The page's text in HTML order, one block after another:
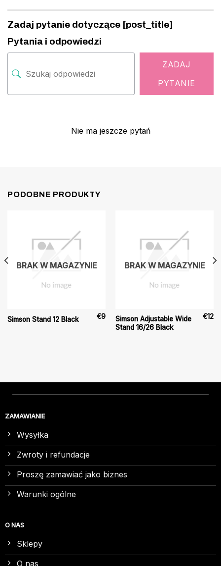
Zadaj pytanie dotyczące [post_title]
Pytania i odpowiedzi
ZADAJ
PYTANIE
Nie ma jeszcze pytań
PODOBNE PRODUKTY
BRAK W MAGAZYNIE
Simson Stand 12 Black €9
BRAK W MAGAZYNIE
Simson Adjustable Wide
Stand 16/26 Black
€12
ZAMAWIANIE
Wysyłka
Zwroty i refundacje
Proszę zamawiać jako biznes
Warunki ogólne
O NAS
Sklepy
O nas